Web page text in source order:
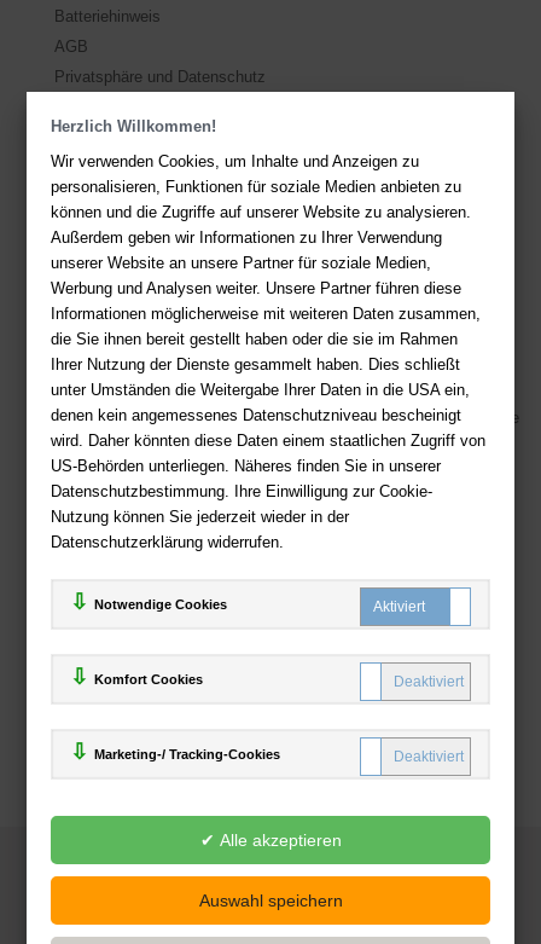
Herzlich Willkommen!
Wir verwenden Cookies, um Inhalte und Anzeigen zu
personalisieren, Funktionen für soziale Medien anbieten zu
können und die Zugriffe auf unserer Website zu analysieren.
Außerdem geben wir Informationen zu Ihrer Verwendung
unserer Website an unsere Partner für soziale Medien,
Werbung und Analysen weiter. Unsere Partner führen diese
Informationen möglicherweise mit weiteren Daten zusammen,
die Sie ihnen bereit gestellt haben oder die sie im Rahmen
Ihrer Nutzung der Dienste gesammelt haben. Dies schließt
unter Umständen die Weitergabe Ihrer Daten in die USA ein,
denen kein angemessenes Datenschutzniveau bescheinigt
wird. Daher könnten diese Daten einem staatlichen Zugriff von
US-Behörden unterliegen. Näheres finden Sie in unserer
Datenschutzbestimmung. Ihre Einwilligung zur Cookie-
Nutzung können Sie jederzeit wieder in der
Datenschutzerklärung widerrufen.
Notwendige Cookies
Komfort Cookies
Marketing-/ Tracking-Cookies
Batteriehinweis
AGB
Privatsphäre und Datenschutz
Sie haben Fragen? Hier finden Sie Antworten auf häufig gestellte
Fragen.
Fragen per E-Mail: service@deutsche-buchhandlung.de
Telefon: +49 (0)511 - 982 684 41
Ihre Vorteile bei uns
Kostenloser Versand ab 36,- EUR Bestellwert
Sicherer Online Shop und Zahlung mit SSL-Verschlüsselung
Viele Zahlungsmethoden wie PayPal, Amazon Payment, Vorkasse
Zahlweisen
Deutsche-Buchhandlung.de
www.deutsche-buchhandlung.de ist ein Angebot der
Powered by Inooga